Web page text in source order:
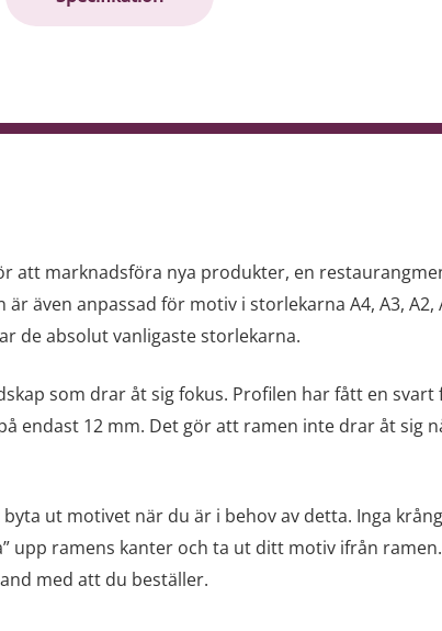
att marknadsföra nya produkter, en
även anpassad för motiv i storlekarna A4, A3, A2,
de absolut vanligaste storlekarna.
som drar åt sig fokus. Profilen har fått en svart
endast 12 mm. Det gör att ramen inte drar åt sig
ut motivet när du är i behov av detta. Inga
ramens kanter och ta ut ditt motiv ifrån
med att du beställer.